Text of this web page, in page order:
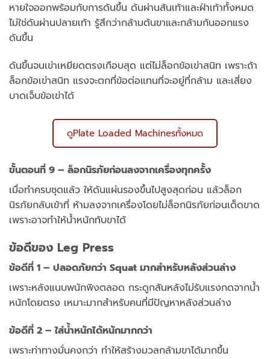
หายใจออกพร้อมกับการดันขึ้น ดันผ่านส้นเท้าและฝ่าเท้าทั้งหมด
ไม่ใช่ดันผ่านปลายเท้า รู้สึกว่ากล้ามต้นขาและกล้ามก้นออกแรง
ดันขึ้น
ดันขึ้นจนเข่าเหยียดตรงเกือบสุด แต่ไม่ล็อกข้อเข่าสนิท เพราะถ้า
ล็อกข้อเข่าสนิท แรงจะตกที่ข้อต่อแทนที่จะอยู่ที่กล้าม และเสี่ยง
บาดเจ็บข้อเข่าได้
ดูPlate Loaded Machinesทั้งหมด
ขั้นตอนที่ 9 – ล็อกนิรภัยก่อนลงจากเครื่องทุกครั้ง
เมื่อทำครบชุดแล้ว ให้ดันแผ่นรองขึ้นไปสูงสุดก่อน แล้วล็อก
นิรภัยกลับเข้าที่ ห้ามลงจากเครื่องโดยไม่ล็อกนิรภัยก่อนเด็ดขาด
เพราะอาจทำให้น้ำหนักทับขาได้
ข้อดีของ Leg Press
ข้อดีที่ 1 – ปลอดภัยกว่า Squat มากสำหรับหลังส่วนล่าง
เพราะหลังแนบพนักพิงตลอด กระดูกสันหลังไม่รับแรงกดจากน้ำ
หนักโดยตรง เหมาะมากสำหรับคนที่มีปัญหาหลังส่วนล่าง
ข้อดีที่ 2 – ใส่น้ำหนักได้หนักมากกว่า
เพราะท่าทางมั่นคงกว่า ทำให้สร้างมวลกล้ามขาได้มากขึ้น